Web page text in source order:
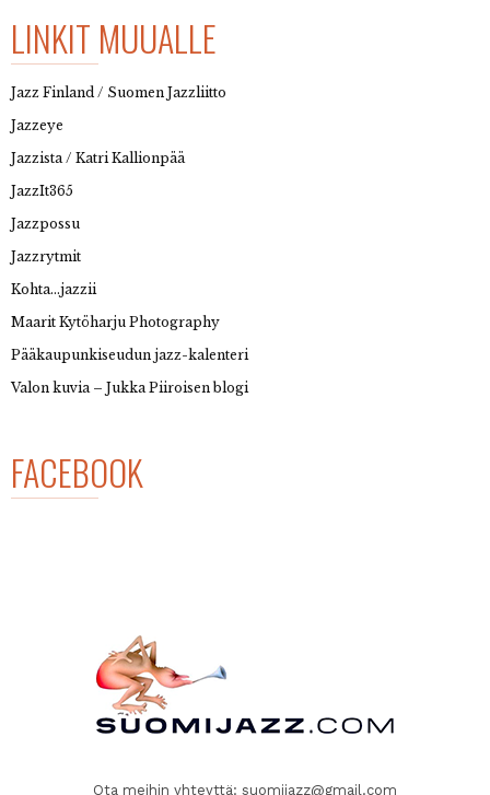
LINKIT MUUALLE
Jazz Finland / Suomen Jazzliitto
Jazzeye
Jazzista / Katri Kallionpää
JazzIt365
Jazzpossu
Jazzrytmit
Kohta…jazzii
Maarit Kytöharju Photography
Pääkaupunkiseudun jazz-kalenteri
Valon kuvia – Jukka Piiroisen blogi
FACEBOOK
Ota meihin yhteyttä: suomijazz@gmail.com